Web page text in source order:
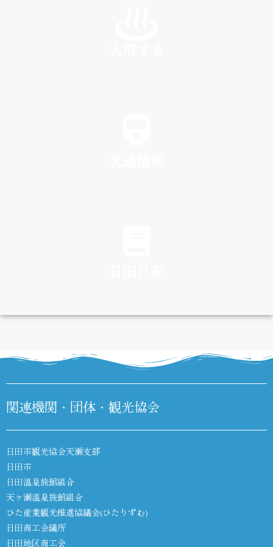
DIARY
関連機関・団体・観光協会
日田市観光協会天瀬支部
日田市
日田温泉旅館組合
天ヶ瀬温泉旅館組合
ひた産業観光推進協議会(ひたりずむ)
日田商工会議所
日田地区商工会